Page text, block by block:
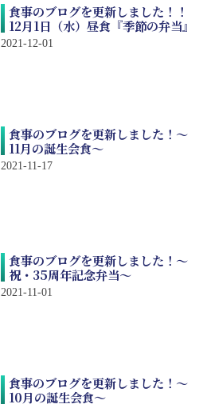
食事のブログを更新しました！！
12月1日（水）昼食『季節の弁当』
2021-12-01
食事のブログを更新しました！～
11月の誕生会食～
2021-11-17
食事のブログを更新しました！～
祝・35周年記念弁当～
2021-11-01
食事のブログを更新しました！～
10月の誕生会食～